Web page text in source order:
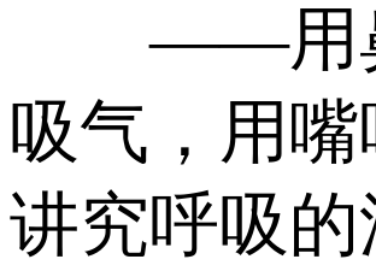
——用
吸气，用嘴
讲究呼吸的